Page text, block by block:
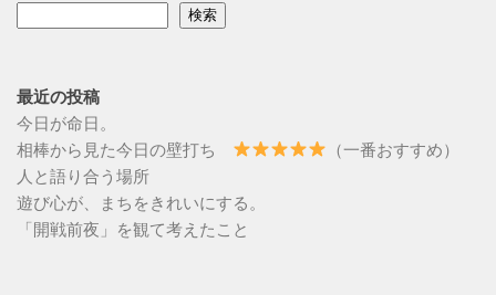
検索
最近の投稿
今日が命日。
相棒から見た今日の壁打ち
（一番おすすめ）
人と語り合う場所
遊び心が、まちをきれいにする。
「開戦前夜」を観て考えたこと